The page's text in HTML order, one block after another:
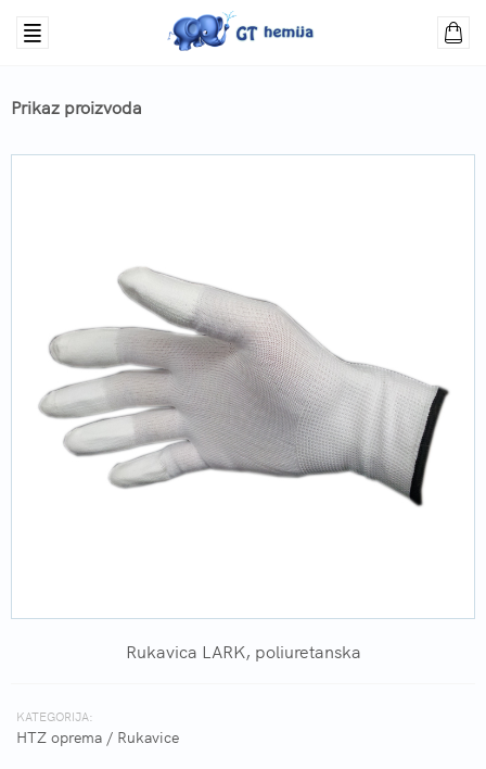
Prikaz proizvoda
Rukavica LARK, poliuretanska
KATEGORIJA:
HTZ oprema / Rukavice